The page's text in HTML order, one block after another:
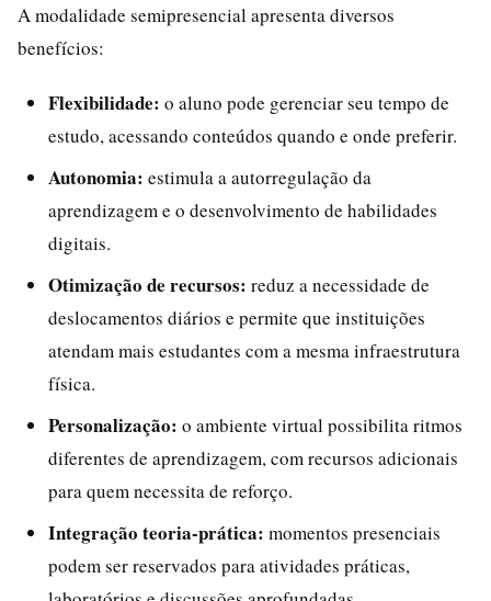
A modalidade semipresencial apresenta diversos
benefícios:
Flexibilidade: o aluno pode gerenciar seu tempo de
estudo, acessando conteúdos quando e onde preferir.
Autonomia: estimula a autorregulação da
aprendizagem e o desenvolvimento de habilidades
digitais.
Otimização de recursos: reduz a necessidade de
deslocamentos diários e permite que instituições
atendam mais estudantes com a mesma infraestrutura
física.
Personalização: o ambiente virtual possibilita ritmos
diferentes de aprendizagem, com recursos adicionais
para quem necessita de reforço.
Integração teoria-prática: momentos presenciais
podem ser reservados para atividades práticas,